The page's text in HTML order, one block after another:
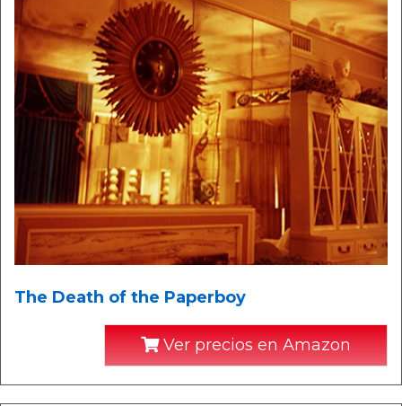
The Death of the Paperboy
Ver precios en Amazon